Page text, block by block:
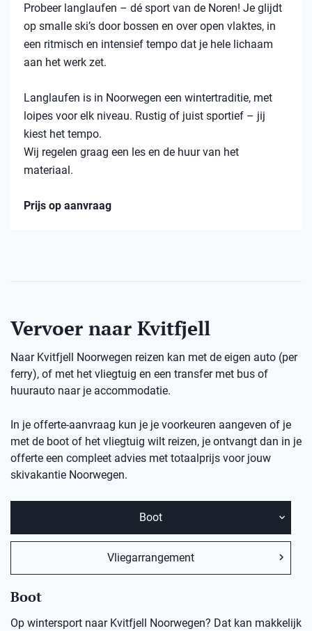
Probeer langlaufen – dé sport van de Noren! Je glijdt
op smalle ski’s door bossen en over open vlaktes, in
een ritmisch en intensief tempo dat je hele lichaam
aan het werk zet.
Langlaufen is in Noorwegen een wintertraditie, met
loipes voor elk niveau. Rustig of juist sportief – jij
kiest het tempo.
Wij regelen graag een les en de huur van het
materiaal.
Prijs op aanvraag
Vervoer naar Kvitfjell
Naar Kvitfjell Noorwegen reizen kan met de eigen auto (per
ferry), of met het vliegtuig en een transfer met bus of
huurauto naar je accommodatie.
In je offerte-aanvraag kun je je voorkeuren aangeven of je
met de boot of het vliegtuig wilt reizen, je ontvangt dan in je
offerte een compleet advies met totaalprijs voor jouw
skivakantie Noorwegen.
Boot
Vliegarrangement
Boot
Op wintersport naar Kvitfjell Noorwegen? Dat kan makkelijk